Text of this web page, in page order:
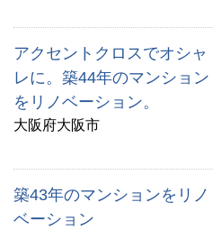
アクセントクロスでオシャ
レに。築44年のマンション
をリノベーション。
大阪府大阪市
築43年のマンションをリノ
ベーション